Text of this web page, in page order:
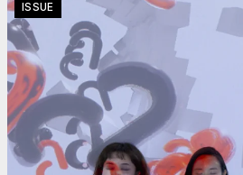
ISSUE